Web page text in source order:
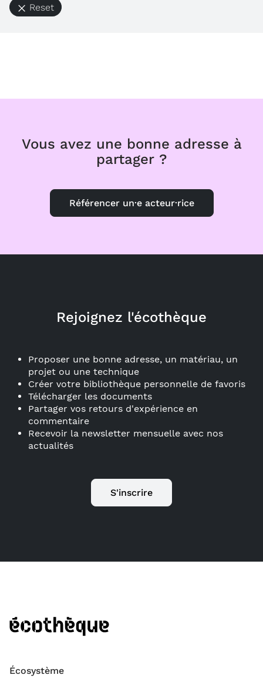
Reset
Vous avez une bonne adresse à
partager ?
Référencer un·e acteur·rice
Rejoignez l'écothèque
Proposer une bonne adresse, un matériau, un
projet ou une technique
Créer votre bibliothèque personnelle de favoris
Télécharger les documents
Partager vos retours d'expérience en
commentaire
Recevoir la newsletter mensuelle avec nos
actualités
S'inscrire
Écosystème